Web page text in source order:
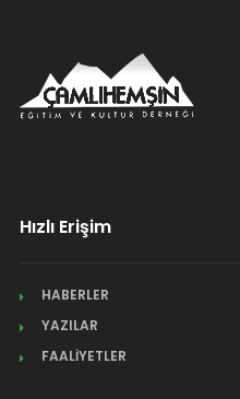
Hızlı Erişim
HABERLER
YAZILAR
FAALİYETLER